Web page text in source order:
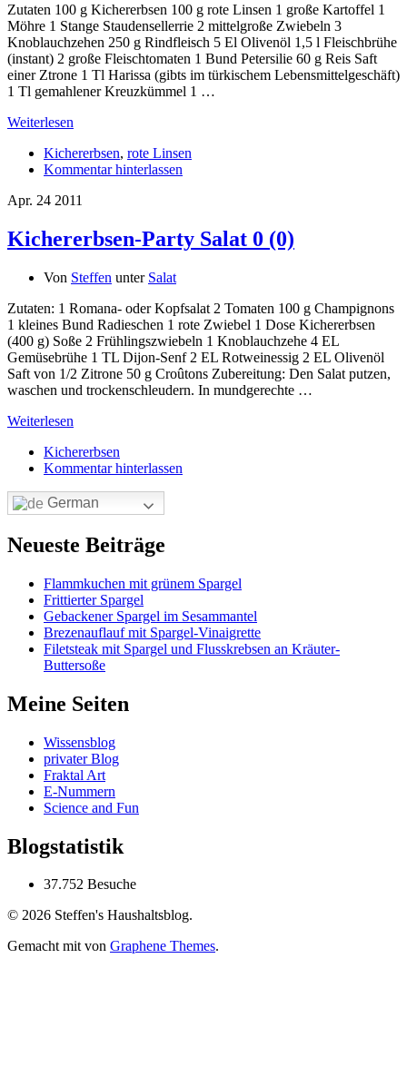
Zutaten 100 g Kichererbsen 100 g rote Linsen 1 große Kartoffel 1
Möhre 1 Stange Staudensellerrie 2 mittelgroße Zwiebeln 3
Knoblauchzehen 250 g Rindfleisch 5 El Olivenöl 1,5 l Fleischbrühe
(instant) 2 große Fleischtomaten 1 Bund Petersilie 60 g Reis Saft
einer Ztrone 1 Tl Harissa (gibts im türkischem Lebensmittelgeschäft)
1 Tl gemahlener Kreuzkümmel 1 …
Weiterlesen
Kichererbsen, rote Linsen
Kommentar hinterlassen
Apr. 24 2011
Kichererbsen-Party Salat 0 (0)
Von Steffen unter Salat
Zutaten: 1 Romana- oder Kopfsalat 2 Tomaten 100 g Champignons
1 kleines Bund Radieschen 1 rote Zwiebel 1 Dose Kichererbsen
(400 g) Soße 2 Frühlingszwiebeln 1 Knoblauchzehe 4 EL
Gemüsebrühe 1 TL Dijon-Senf 2 EL Rotweinessig 2 EL Olivenöl
Saft von 1/2 Zitrone 50 g Croûtons Zubereitung: Den Salat putzen,
waschen und trockenschleudern. In mundgerechte …
Weiterlesen
Kichererbsen
Kommentar hinterlassen
German
Neueste Beiträge
Flammkuchen mit grünem Spargel
Frittierter Spargel
Gebackener Spargel im Sesammantel
Brezenauflauf mit Spargel-Vinaigrette
Filetsteak mit Spargel und Flusskrebsen an Kräuter-
Buttersoße
Meine Seiten
Wissensblog
privater Blog
Fraktal Art
E-Nummern
Science and Fun
Blogstatistik
37.752 Besuche
© 2026 Steffen's Haushaltsblog.
Gemacht mitvon Graphene Themes.